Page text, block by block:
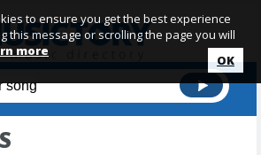
to ensure you get the best experience
this message or scrolling the page you will
more
OK